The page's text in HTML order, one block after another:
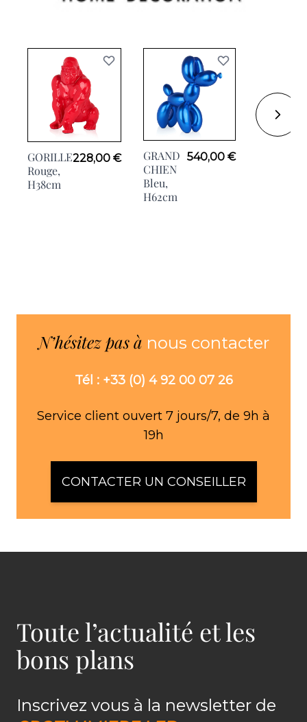
GORILLE
Rouge,
H38cm
228,00 €
GRAND
CHIEN
Bleu,
H62cm
540,00 €
N’hésitez pas à nous contacter
Tél : +33 (0) 4 92 00 07 26
Service client ouvert 7 jours/7, de 9h à
19h
CONTACTER UN CONSEILLER
Toute l’actualité et les
bons plans
Inscrivez vous à la newsletter de